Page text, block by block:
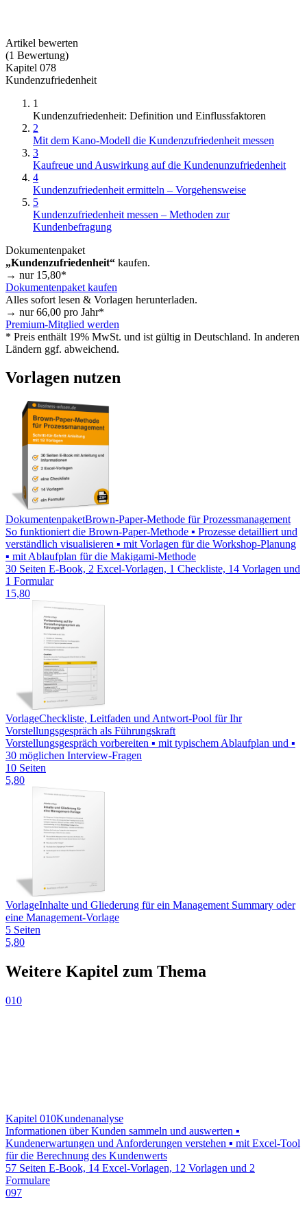
Artikel bewerten
(1 Bewertung)
Kapitel 078
Kundenzufriedenheit
1
Kundenzufriedenheit: Definition und Einflussfaktoren
2
Mit dem Kano-Modell die Kundenzufriedenheit messen
3
Kaufreue und Auswirkung auf die Kundenunzufriedenheit
4
Kundenzufriedenheit ermitteln – Vorgehensweise
5
Kundenzufriedenheit messen – Methoden zur
Kundenbefragung
Dokumentenpaket
„Kundenzufriedenheit“ kaufen.
→ nur 15,80*
Dokumentenpaket kaufen
Alles sofort lesen & Vorlagen herunterladen.
→ nur66,00 pro Jahr*
Premium-Mitglied werden
* Preis enthält 19% MwSt. und ist gültig in Deutschland. In anderen
Ländern ggf. abweichend.
Vorlagen nutzen
DokumentenpaketBrown-Paper-Methode für Prozessmanagement
So funktioniert die Brown-Paper-Methode ▪ Prozesse detailliert und
verständlich visualisieren ▪ mit Vorlagen für die Workshop-Planung
▪ mit Ablaufplan für die Makigami-Methode
30 Seiten E-Book, 2 Excel-Vorlagen, 1 Checkliste, 14 Vorlagen und
1 Formular
15,80
VorlageCheckliste, Leitfaden und Antwort-Pool für Ihr
Vorstellungsgespräch als Führungskraft
Vorstellungsgespräch vorbereiten ▪ mit typischem Ablaufplan und ▪
30 möglichen Interview-Fragen
10 Seiten
5,80
VorlageInhalte und Gliederung für ein Management Summary oder
eine Management-Vorlage
5 Seiten
5,80
Weitere Kapitel zum Thema
010
Kapitel 010Kundenanalyse
Informationen über Kunden sammeln und auswerten ▪
Kundenerwartungen und Anforderungen verstehen ▪ mit Excel-Tool
für die Berechnung des Kundenwerts
57 Seiten E-Book, 14 Excel-Vorlagen, 12 Vorlagen und 2
Formulare
097